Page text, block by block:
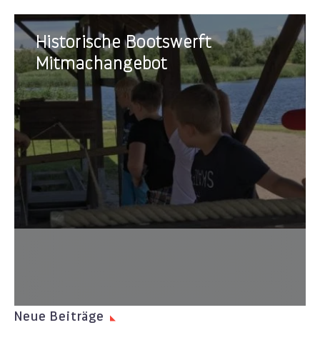
Historische
Bootswerft
Mitmachangebot
Historische Bootswerft
Mitmachangebot
Neue Beiträge